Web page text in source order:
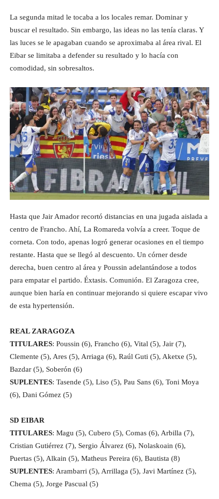
La segunda mitad le tocaba a los locales remar. Dominar y
buscar el resultado. Sin embargo, las ideas no las tenía claras. Y
las luces se le apagaban cuando se aproximaba al área rival. El
Eibar se limitaba a defender su resultado y lo hacía con
comodidad, sin sobresaltos.
Hasta que Jair Amador recortó distancias en una jugada aislada a
centro de Francho. Ahí, La Romareda volvía a creer. Toque de
corneta. Con todo, apenas logró generar ocasiones en el tiempo
restante. Hasta que se llegó al descuento. Un córner desde
derecha, buen centro al área y Poussin adelantándose a todos
para empatar el partido. Éxtasis. Comunión. El Zaragoza cree,
aunque bien haría en continuar mejorando si quiere escapar vivo
de esta hypertensión.
REAL ZARAGOZA
TITULARES: Poussin (6), Francho (6), Vital (5), Jair (7),
Clemente (5), Ares (5), Arriaga (6), Raúl Guti (5), Aketxe (5),
Bazdar (5), Soberón (6)
SUPLENTES: Tasende (5), Liso (5), Pau Sans (6), Toni Moya
(6), Dani Gómez (5)
SD EIBAR
TITULARES: Magu (5), Cubero (5), Comas (6), Arbilla (7),
Cristian Gutiérrez (7), Sergio Álvarez (6), Nolaskoain (6),
Puertas (5), Alkain (5), Matheus Pereira (6), Bautista (8)
SUPLENTES: Arambarri (5), Arrillaga (5), Javi Martínez (5),
Chema (5), Jorge Pascual (5)